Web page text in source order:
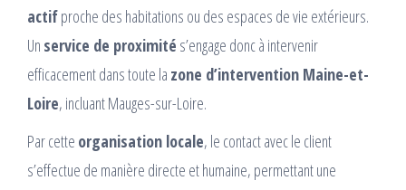
actifproche des habitations ou des espaces de vie extérieurs.
Un service de proximité s’engage donc à intervenir
efficacement dans toute la zone d’intervention Maine-et-
Loire, incluant Mauges-sur-Loire.
Par cette organisation locale, le contact avec le client
s’effectue de manière directe et humaine, permettant une